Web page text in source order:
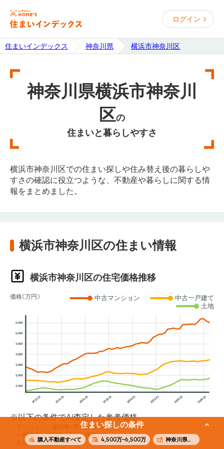
ログイン
住まいインデックス 神奈川県 横浜市神奈川区
神奈川県横浜市神奈川
区の
住まいと暮らしやすさ
横浜市神奈川区での住まい探しや住み替え後の暮らしや
すさの確認に役立つような、不動産や暮らしに関する情
報をまとめました。
横浜市神奈川区の住まい情報
横浜市神奈川区の住宅価格推移
価格(万円) 中古マンション
中古一戸建て
土地
2012.01 2014.01 2016.01 2018.01 2020.01 2022.01 2024.01 2026.01
2,500
3,000
3,500
4,000
4,500
5,000
5,500
※以下の条件でAI査定した参考価格
マンション：築10年/専有面積70m²
一戸建て：築10年/延床面積70m²
土地：敷地面積70m²
住まい探しの条件
購入不動産すべて 4,500万~6,500万 神奈川県横浜市神奈川区